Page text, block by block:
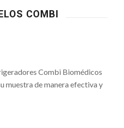
COMBI
Combi Biomédicos
muestra de manera efectiva y